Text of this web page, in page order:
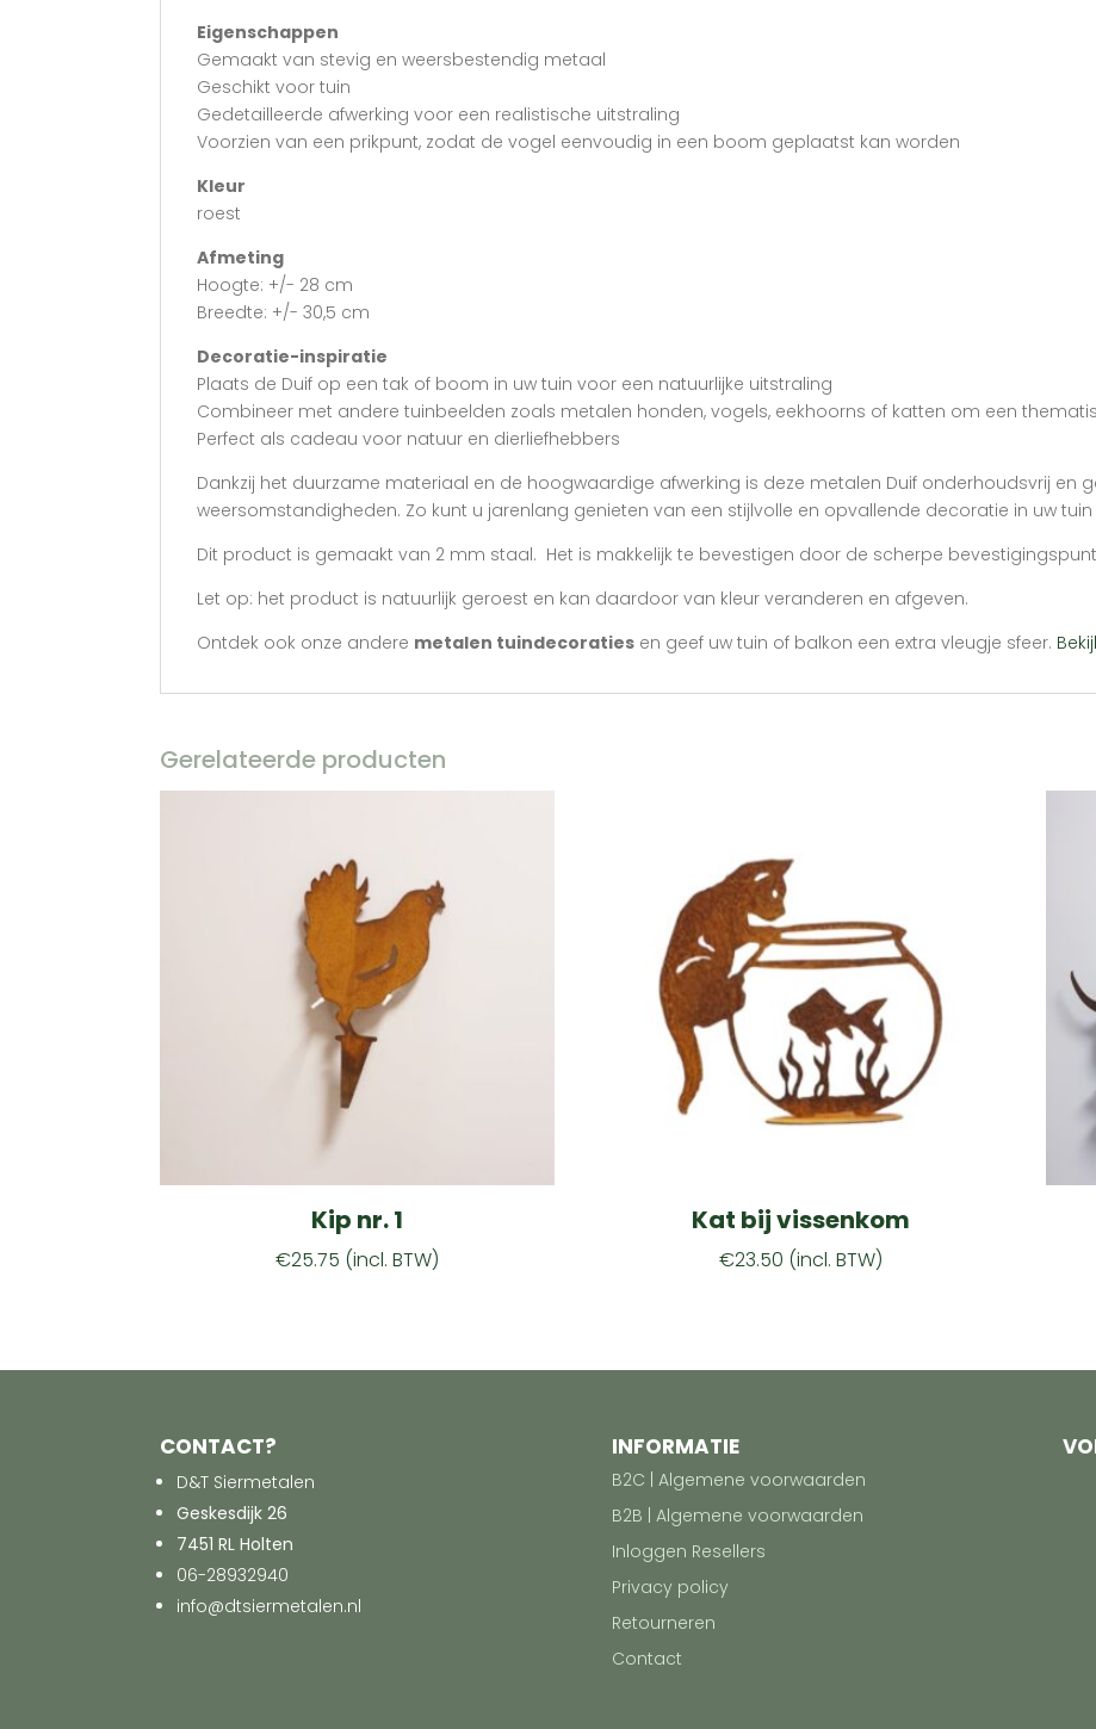
Eigenschappen
Gemaakt van stevig en weersbestendig metaal
Geschikt voor tuin
Gedetailleerde afwerking voor een realistische uitstraling
Voorzien van een prikpunt, zodat de vogel eenvoudig in een boom geplaatst kan worden
Kleur
roest
Afmeting
Hoogte: +/- 28 cm
Breedte: +/- 30,5 cm
Decoratie-inspiratie
Plaats de Duif op een tak of boom in uw tuin voor een natuurlijke uitstraling
Combineer met andere tuinbeelden zoals metalen honden, vogels, eekhoorns of katten om een
Perfect als cadeau voor natuur en dierliefhebbers
Dankzij het duurzame materiaal en de hoogwaardige afwerking is deze metalen Duif onderhoudsvrij en
weersomstandigheden. Zo kunt u jarenlang genieten van een stijlvolle en opvallende decoratie in uw
Dit product is gemaakt van 2 mm staal. Het is makkelijk te bevestigen door de scherpe
Let op: het product is natuurlijk geroest en kan daardoor van kleur veranderen en afgeven.
Ontdek ook onze andere metalen tuindecoraties en geef uw tuin of balkon een extra vleugje sfeer.
Gerelateerde producten
Kip nr. 1
€25.75 (incl. BTW)
Kat bij vissenkom
€23.50 (incl. BTW)
CONTACT?
D&T Siermetalen
Geskesdijk 26
7451 RL Holten
06-28932940
info@dtsiermetalen.nl
INFORMATIE
B2C | Algemene voorwaarden
B2B | Algemene voorwaarden
Inloggen Resellers
Privacy policy
Retourneren
Contact